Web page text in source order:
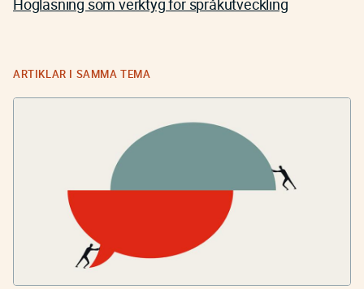
Högläsning som verktyg för språkutveckling
ARTIKLAR I SAMMA TEMA